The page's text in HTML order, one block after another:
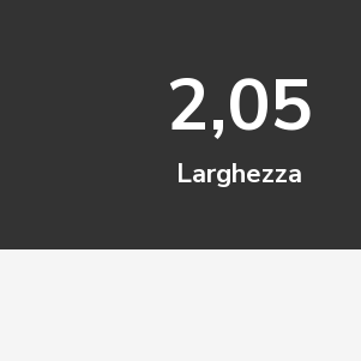
2,05
Larghezza